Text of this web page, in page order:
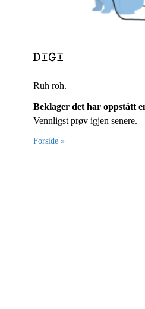
Ruh roh.
Beklager det har oppstått
Vennligst prøv igjen senere.
Forside »